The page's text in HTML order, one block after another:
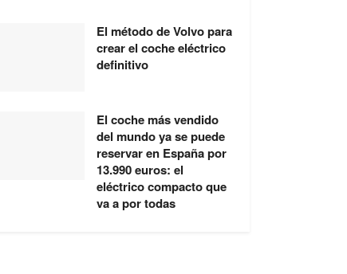
El método de Volvo para
crear el coche eléctrico
definitivo
El coche más vendido
del mundo ya se puede
reservar en España por
13.990 euros: el
eléctrico compacto que
va a por todas